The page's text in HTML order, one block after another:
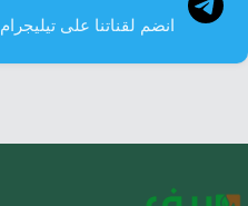
انضم لقناتنا على تيليجرام